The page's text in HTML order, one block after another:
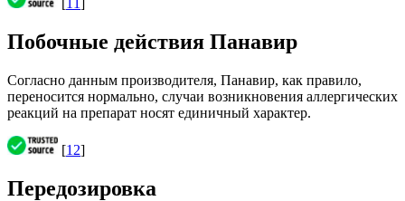
Побочные действия Панавир
Согласно данным производителя, Панавир, как правило,
переносится нормально, случаи возникновения аллергических
реакций на препарат носят единичный характер.
[12]
Передозировка